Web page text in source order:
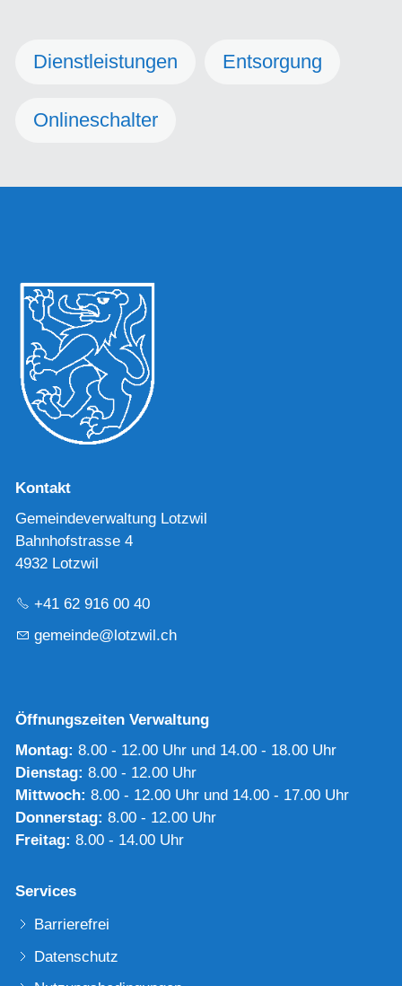
Dienstleistungen Entsorgung
Onlineschalter
Kontakt
Gemeindeverwaltung Lotzwil
Bahnhofstrasse 4
4932 Lotzwil
+41 62 916 00 40
g m nd l tzw l ch
Öffnungszeiten Verwaltung
Montag: 8.00 - 12.00 Uhr und 14.00 - 18.00 Uhr
Dienstag: 8.00 - 12.00 Uhr
Mittwoch: 8.00 - 12.00 Uhr und 14.00 - 17.00 Uhr
Donnerstag: 8.00 - 12.00 Uhr
Freitag: 8.00 - 14.00 Uhr
Services
Barrierefrei
Datenschutz